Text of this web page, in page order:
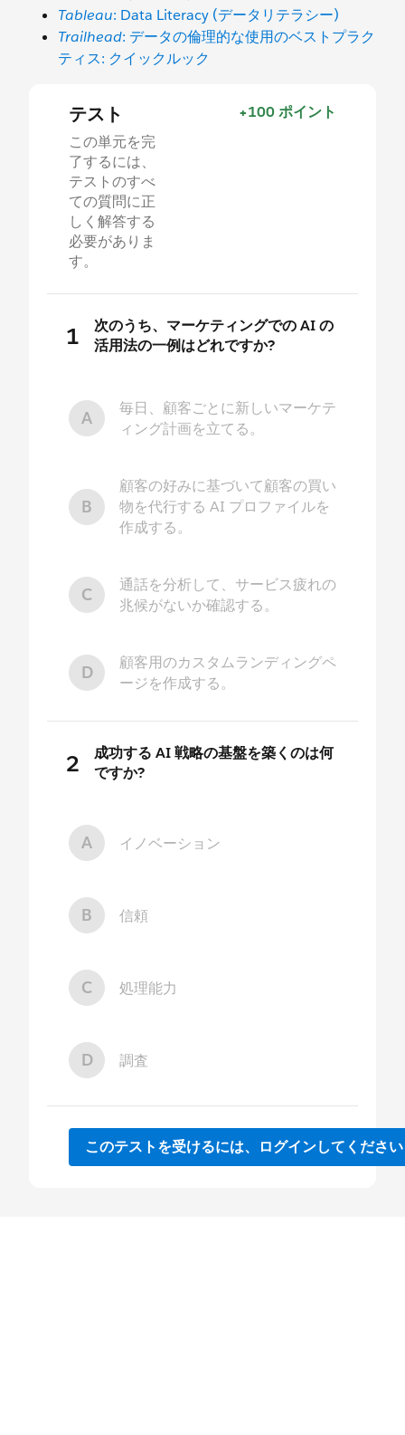
Tableau: Data Literacy (データリテラシー)
Trailhead: データの倫理的な使用のベストプラク
ティス: クイックルック